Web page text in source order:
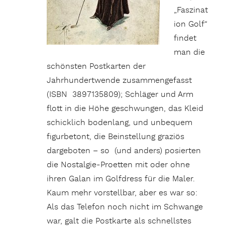
„Faszinat
ion Golf“
findet
man die
schönsten Postkarten der
Jahrhundertwende zusammengefasst
(ISBN ‎ 3897135809); Schläger und Arm
flott in die Höhe geschwungen, das Kleid
schicklich bodenlang, und unbequem
figurbetont, die Beinstellung graziös
dargeboten – so (und anders) posierten
die Nostalgie-Proetten mit oder ohne
ihren Galan im Golfdress für die Maler.
Kaum mehr vorstellbar, aber es war so:
Als das Telefon noch nicht im Schwange
war, galt die Postkarte als schnellstes